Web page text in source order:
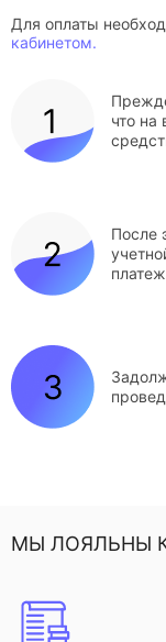
Для оплаты
кабинетом.
что
После
МЫ ЛОЯЛЬНЫ